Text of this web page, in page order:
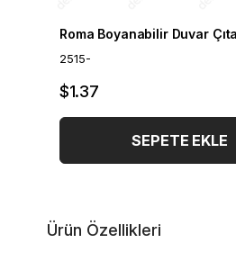
Roma Boyanabilir Duvar
2515-
$1.37
SEPETE EKLE
Ürün Özellikleri